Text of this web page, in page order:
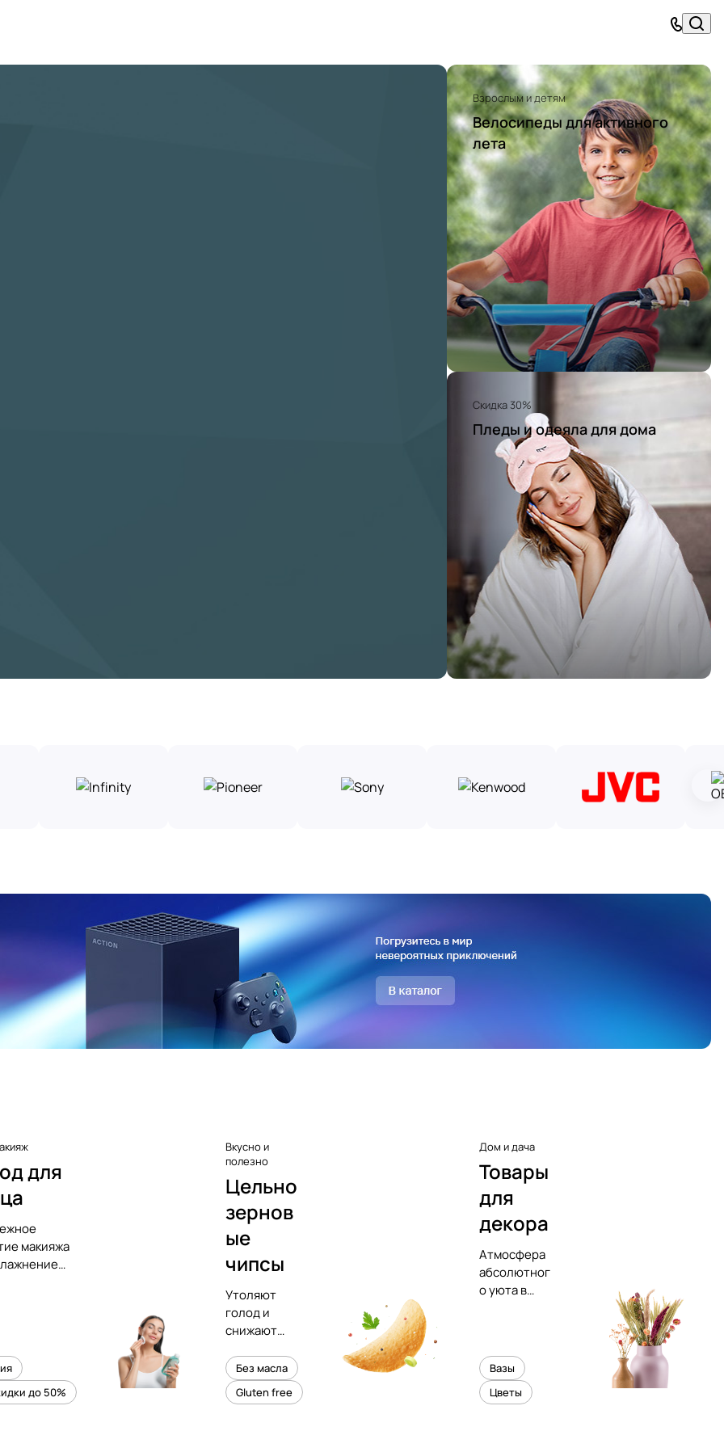
Взрослым и детям
Велосипеды для активного
лета
Скидка 30%
Пледы и одеяла для дома
для
макияжа
до 50%
Вкусно и
полезно
Цельно
зернов
ые
чипсы
Утоляют
голод и
снижают
холестерина
Без масла
Gluten free
Дом и дача
Товары
для
декора
Атмосфера
абсолютног
о уюта в
Вазы
Цветы